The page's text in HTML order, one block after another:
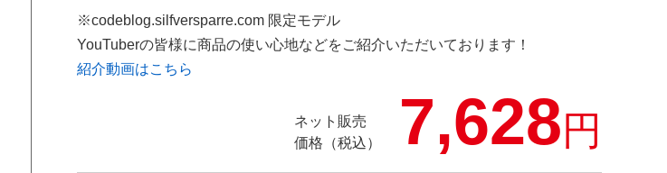
※codeblog.silfversparre.com 限定モデル
YouTuberの皆様に商品の使い心地などをご紹介いただいております！
紹介動画はこちら
ネット販売
価格（税込）
7,628円